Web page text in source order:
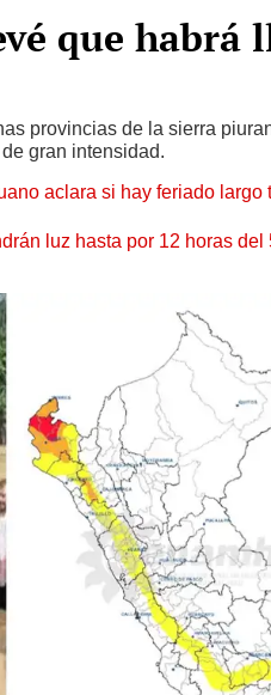
que habrá
provincias de la sierra
gran intensidad.
aclara si hay feriado largo
luz hasta por 12 horas del